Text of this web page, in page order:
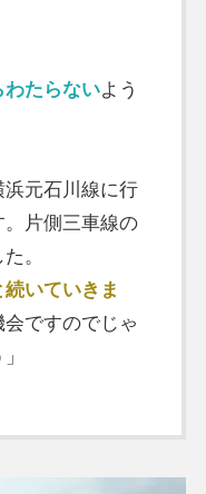
わたらないよう
元石川線に行
片側三車線の
。
いていきま
ですのでじゃ